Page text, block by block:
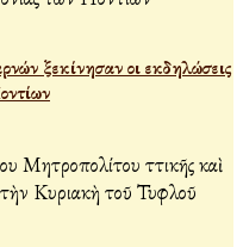
ξεκίνησαν οι εκδηλώσεις